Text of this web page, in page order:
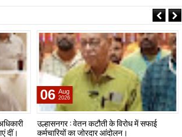
दीं।
06 Aug
2026
उल्हासनगर : वेतन कटौती के विरोध में सफाई
कर्मचारियों का जोरदार आंदोलन।